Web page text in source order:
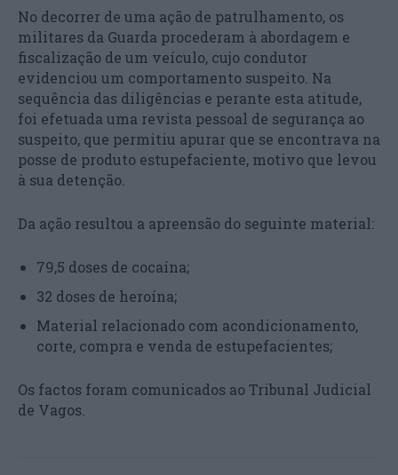
No decorrer de uma ação de patrulhamento, os
militares da Guarda procederam à abordagem e
fiscalização de um veículo, cujo condutor
evidenciou um comportamento suspeito. Na
sequência das diligências e perante esta atitude,
foi efetuada uma revista pessoal de segurança ao
suspeito, que permitiu apurar que se encontrava na
posse de produto estupefaciente, motivo que levou
à sua detenção.
Da ação resultou a apreensão do seguinte material:
79,5 doses de cocaína;
32 doses de heroína;
Material relacionado com acondicionamento,
corte, compra e venda de estupefacientes;
Os factos foram comunicados ao Tribunal Judicial
de Vagos.